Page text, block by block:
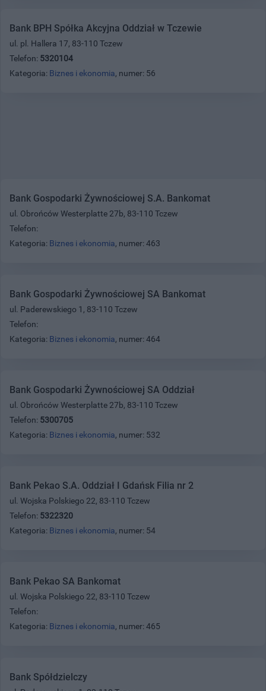
Bank BPH Spółka Akcyjna Oddział w Tczewie
ul. pl. Hallera 17, 83-110 Tczew
Telefon: 5320104
Kategoria: Biznes i ekonomia, numer: 56
Bank Gospodarki Żywnościowej S.A. Bankomat
ul. Obrońców Westerplatte 27b, 83-110 Tczew
Telefon:
Kategoria: Biznes i ekonomia, numer: 463
Bank Gospodarki Żywnościowej SA Bankomat
ul. Paderewskiego 1, 83-110 Tczew
Telefon:
Kategoria: Biznes i ekonomia, numer: 464
Bank Gospodarki Żywnościowej SA Oddział
ul. Obrońców Westerplatte 27b, 83-110 Tczew
Telefon: 5300705
Kategoria: Biznes i ekonomia, numer: 532
Bank Pekao S.A. Oddział I Gdańsk Filia nr 2
ul. Wojska Polskiego 22, 83-110 Tczew
Telefon: 5322320
Kategoria: Biznes i ekonomia, numer: 54
Bank Pekao SA Bankomat
ul. Wojska Polskiego 22, 83-110 Tczew
Telefon:
Kategoria: Biznes i ekonomia, numer: 465
Bank Spółdzielczy